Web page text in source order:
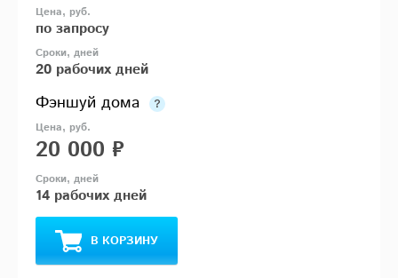
по запросу
20 рабочих дней
Фэншуй дома
20 000 ₽
14 рабочих дней
В КОРЗИНУ